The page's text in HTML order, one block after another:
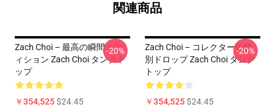
関連商品
Zach Choi – 最高の瞬間エデ
ィション Zach Choi タンクト
ップ
￥354,525$24.45
-20%
Zach Choi – コレクターの特
別ドロップ Zach Choi タンク
トップ
￥354,525$24.45
-20%